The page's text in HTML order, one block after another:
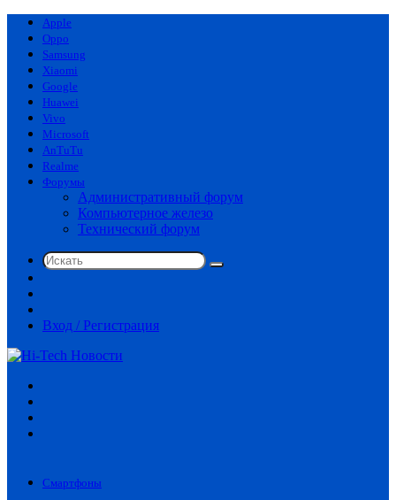
Apple
Oppo
Samsung
Xiaomi
Google
Huawei
Vivo
Microsoft
AnTuTu
Realme
Форумы
Административный форум
Компьютерное железо
Технический форум
Искать
статья
Вход / Регистрация
Смартфоны